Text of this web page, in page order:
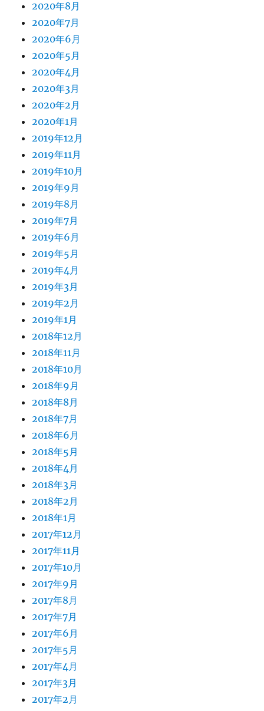
2020年8月
2020年7月
2020年6月
2020年5月
2020年4月
2020年3月
2020年2月
2020年1月
2019年12月
2019年11月
2019年10月
2019年9月
2019年8月
2019年7月
2019年6月
2019年5月
2019年4月
2019年3月
2019年2月
2019年1月
2018年12月
2018年11月
2018年10月
2018年9月
2018年8月
2018年7月
2018年6月
2018年5月
2018年4月
2018年3月
2018年2月
2018年1月
2017年12月
2017年11月
2017年10月
2017年9月
2017年8月
2017年7月
2017年6月
2017年5月
2017年4月
2017年3月
2017年2月